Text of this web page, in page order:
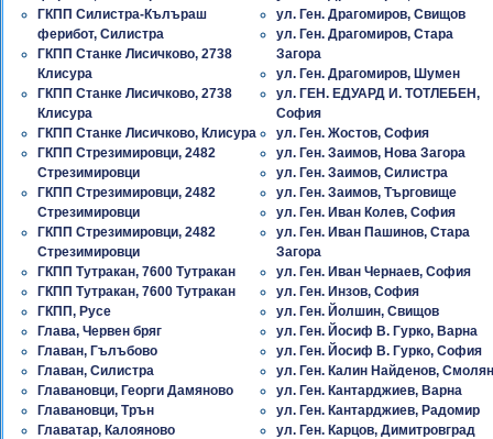
ГКПП Силистра-Кълъраш
ферибот, Силистра
ГКПП Станке Лисичково, 2738
Клисура
ГКПП Станке Лисичково, 2738
Клисура
ГКПП Станке Лисичково, Клисура
ГКПП Стрезимировци, 2482
Стрезимировци
ГКПП Стрезимировци, 2482
Стрезимировци
ГКПП Стрезимировци, 2482
Стрезимировци
ГКПП Тутракан, 7600 Тутракан
ГКПП Тутракан, 7600 Тутракан
ГКПП, Русе
Глава, Червен бряг
Главан, Гълъбово
Главан, Силистра
Главановци, Георги Дамяново
Главановци, Трън
Главатар, Калояново
ул. Ген. Драгомиров, Свищов
ул. Ген. Драгомиров, Стара
Загора
ул. Ген. Драгомиров, Шумен
ул. ГЕН. ЕДУАРД И. ТОТЛЕБЕН,
София
ул. Ген. Жостов, София
ул. Ген. Заимов, Нова Загора
ул. Ген. Заимов, Силистра
ул. Ген. Заимов, Търговище
ул. Ген. Иван Колев, София
ул. Ген. Иван Пашинов, Стара
Загора
ул. Ген. Иван Чернаев, София
ул. Ген. Инзов, София
ул. Ген. Йолшин, Свищов
ул. Ген. Йосиф В. Гурко, Варна
ул. Ген. Йосиф В. Гурко, София
ул. Ген. Калин Найденов, Смолян
ул. Ген. Кантарджиев, Варна
ул. Ген. Кантарджиев, Радомир
ул. Ген. Карцов, Димитровград